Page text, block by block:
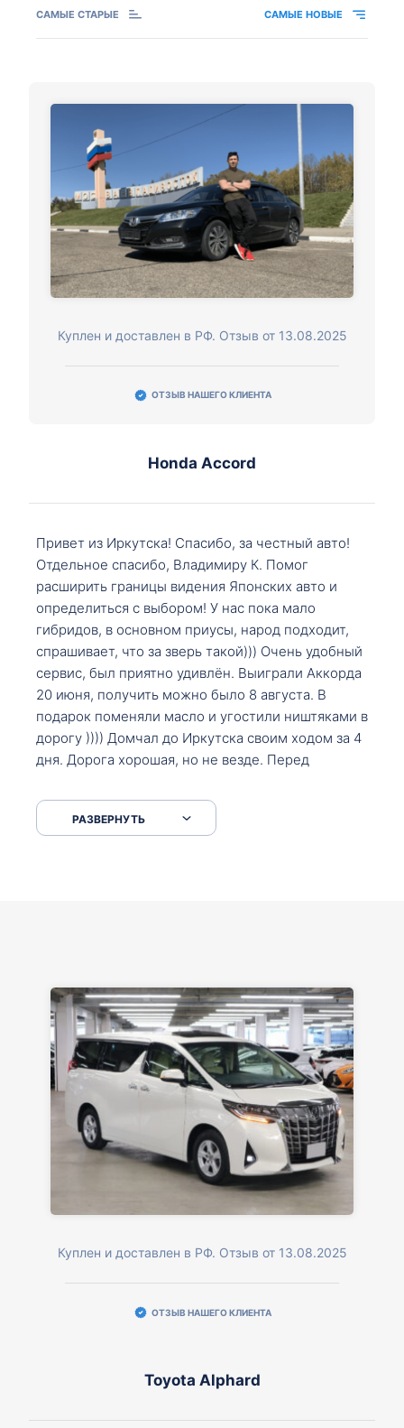
САМЫЕ СТАРЫЕ САМЫЕ НОВЫЕ
Куплен и доставлен в РФ. Отзыв от 13.08.2025
ОТЗЫВ НАШЕГО КЛИЕНТА
Honda Accord
Привет из Иркутска! Спасибо, за честный авто!
Отдельное спасибо, Владимиру К. Помог
расширить границы видения Японских авто и
определиться с выбором! У нас пока мало
гибридов, в основном приусы, народ подходит,
спрашивает, что за зверь такой))) Очень удобный
сервис, был приятно удивлён. Выиграли Аккорда
20 июня, получить можно было 8 августа. В
подарок поменяли масло и угостили ништяками в
дорогу )))) Домчал до Иркутска своим ходом за 4
дня. Дорога хорошая, но не везде. Перед
серпантинах по пути следования.
РАЗВЕРНУТЬ
Куплен и доставлен в РФ. Отзыв от 13.08.2025
ОТЗЫВ НАШЕГО КЛИЕНТА
Toyota Alphard